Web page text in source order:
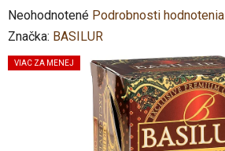
Priemerné
hodnotenie
produktu
Neohodnotené Podrobnosti hodnotenia
Značka: BASILUR
VIAC ZA MENEJ